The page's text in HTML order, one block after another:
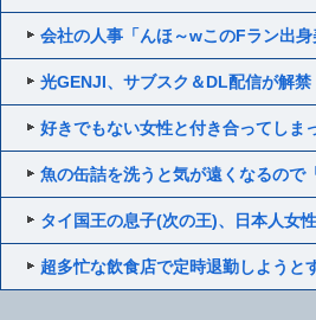
会社の人事「んほ～wこのFラン出身
光GENJI、サブスク＆DL配信が解禁
好きでもない女性と付き合ってしま
魚の缶詰を洗うと気が遠くなるので
タイ国王の息子(次の王)、日本人女
超多忙な飲食店で定時退勤しようと